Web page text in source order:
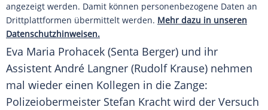
angezeigt werden. Damit können personenbezogene Daten an
Drittplattformen übermittelt werden. Mehr dazu in unseren
Datenschutzhinweisen.
Eva Maria Prohacek (Senta Berger) und ihr
Assistent André Langner (Rudolf Krause) nehmen
mal wieder einen Kollegen in die Zange:
Polizeiobermeister Stefan Kracht wird der Versuch